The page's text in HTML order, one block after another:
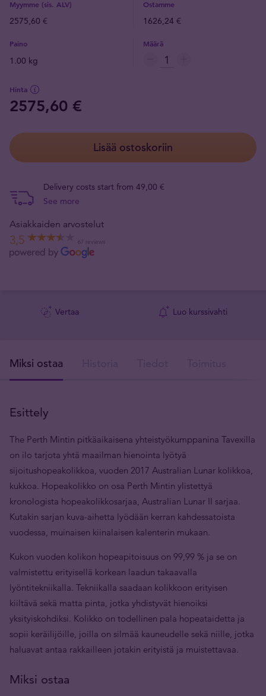
Myymme (sis. ALV) Ostamme
2575,60 € 1626,24 €
Paino
1.00 kg
Määrä
Hinta
2575,60 €
Lisää ostoskoriin
Delivery costs start from 49,00 €
See more
Asiakkaiden arvostelut
3,5 67 reviews
Vertaa Luo kurssivahti
Miksi ostaa
Esittely
The Perth Mintin pitkäaikaisena yhteistyökumppanina Tavexilla
on ilo tarjota yhtä maailman hienointa lyötyä
sijoitushopeakolikkoa, vuoden 2017 Australian Lunar kolikkoa,
kukkoa. Hopeakolikko on osa Perth Mintin ylistettyä
kronologista hopeakolikkosarjaa, Australian Lunar II sarjaa.
Kutakin sarjan kuva-aihetta lyödään kerran kahdessatoista
vuodessa, muinaisen kiinalaisen kalenterin mukaan.
Kukon vuoden kolikon hopeapitoisuus on 99,99 % ja se on
valmistettu erityisellä korkean laadun takaavalla
lyöntitekniikalla. Tekniikalla saadaan kolikkoon erityisen
kiiltävä sekä matta pinta, jotka yhdistyvät hienoiksi
yksityiskohdiksi. Kolikko on todellinen pala hopeataidetta ja
sopii keräilijöille, joilla on silmää kauneudelle sekä niille, jotka
haluavat antaa rakkailleen jotakin erityistä ja muistettavaa.
Miksi ostaa